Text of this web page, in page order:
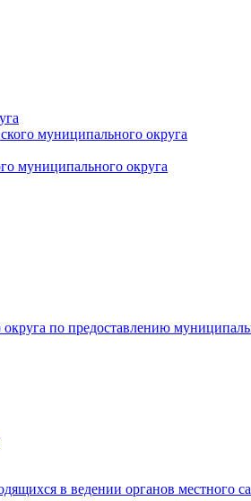
муниципального округа
муниципального округа
по предоставлению
в ведении органов местного